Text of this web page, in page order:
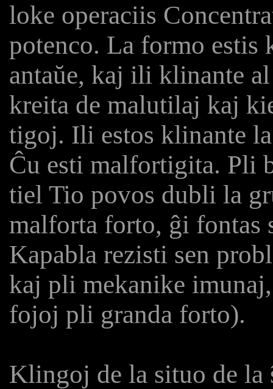
loke operaciis
potenco. La formo
antaŭe, kaj ili klinante
kreita de malutilaj kaj
tigoj. Ili estos klinante
Ĉu esti malfortigita. Pli
tiel Tio povos dubli la
malforta forto, ĝi fontas
Kapabla rezisti sen
kaj pli mekanike
fojoj pli granda forto).
Klingoj de la situo de la